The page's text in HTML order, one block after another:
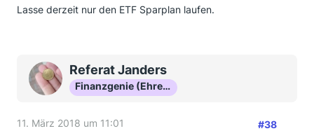
Lasse derzeit nur den ETF Sparplan laufen.
Referat Janders
Finanzgenie (Ehrenmitglied)
11. März 2018 um 11:01 #38